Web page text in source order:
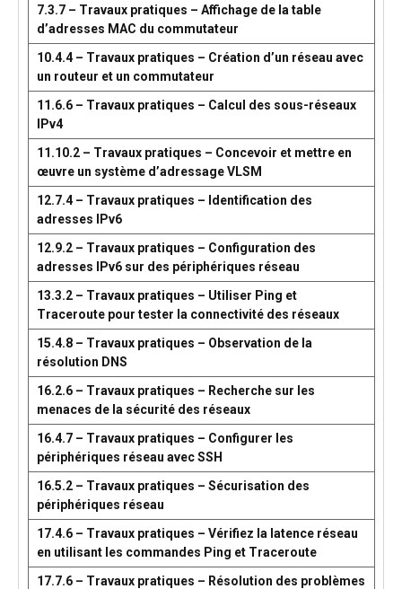
7.3.7 – Travaux pratiques – Affichage de la table
d’adresses MAC du commutateur
10.4.4 – Travaux pratiques – Création d’un réseau avec
un routeur et un commutateur
11.6.6 – Travaux pratiques – Calcul des sous-réseaux
IPv4
11.10.2 – Travaux pratiques – Concevoir et mettre en
œuvre un système d’adressage VLSM
12.7.4 – Travaux pratiques – Identification des
adresses IPv6
12.9.2 – Travaux pratiques – Configuration des
adresses IPv6 sur des périphériques réseau
13.3.2 – Travaux pratiques – Utiliser Ping et
Traceroute pour tester la connectivité des réseaux
15.4.8 – Travaux pratiques – Observation de la
résolution DNS
16.2.6 – Travaux pratiques – Recherche sur les
menaces de la sécurité des réseaux
16.4.7 – Travaux pratiques – Configurer les
périphériques réseau avec SSH
16.5.2 – Travaux pratiques – Sécurisation des
périphériques réseau
17.4.6 – Travaux pratiques – Vérifiez la latence réseau
en utilisant les commandes Ping et Traceroute
17.7.6 – Travaux pratiques – Résolution des problèmes